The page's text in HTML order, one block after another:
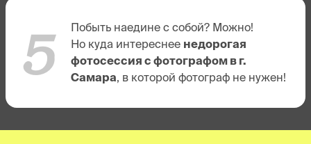
5
Побыть наедине с собой? Можно!
Но куда интереснее недорогая
фотосессия с фотографом в г.
Самара, в которой фотограф не нужен!